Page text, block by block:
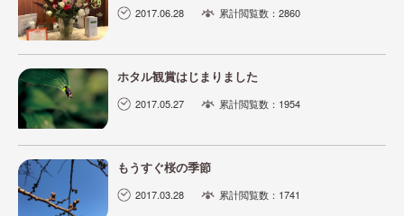
2017.06.28 累計閲覧数：2860
ホタル観賞はじまりました
2017.05.27 累計閲覧数：1954
もうすぐ桜の季節
2017.03.28 累計閲覧数：1741